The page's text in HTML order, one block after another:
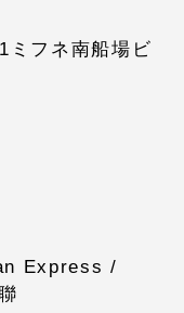
ミフネ南船場ビ
Express /